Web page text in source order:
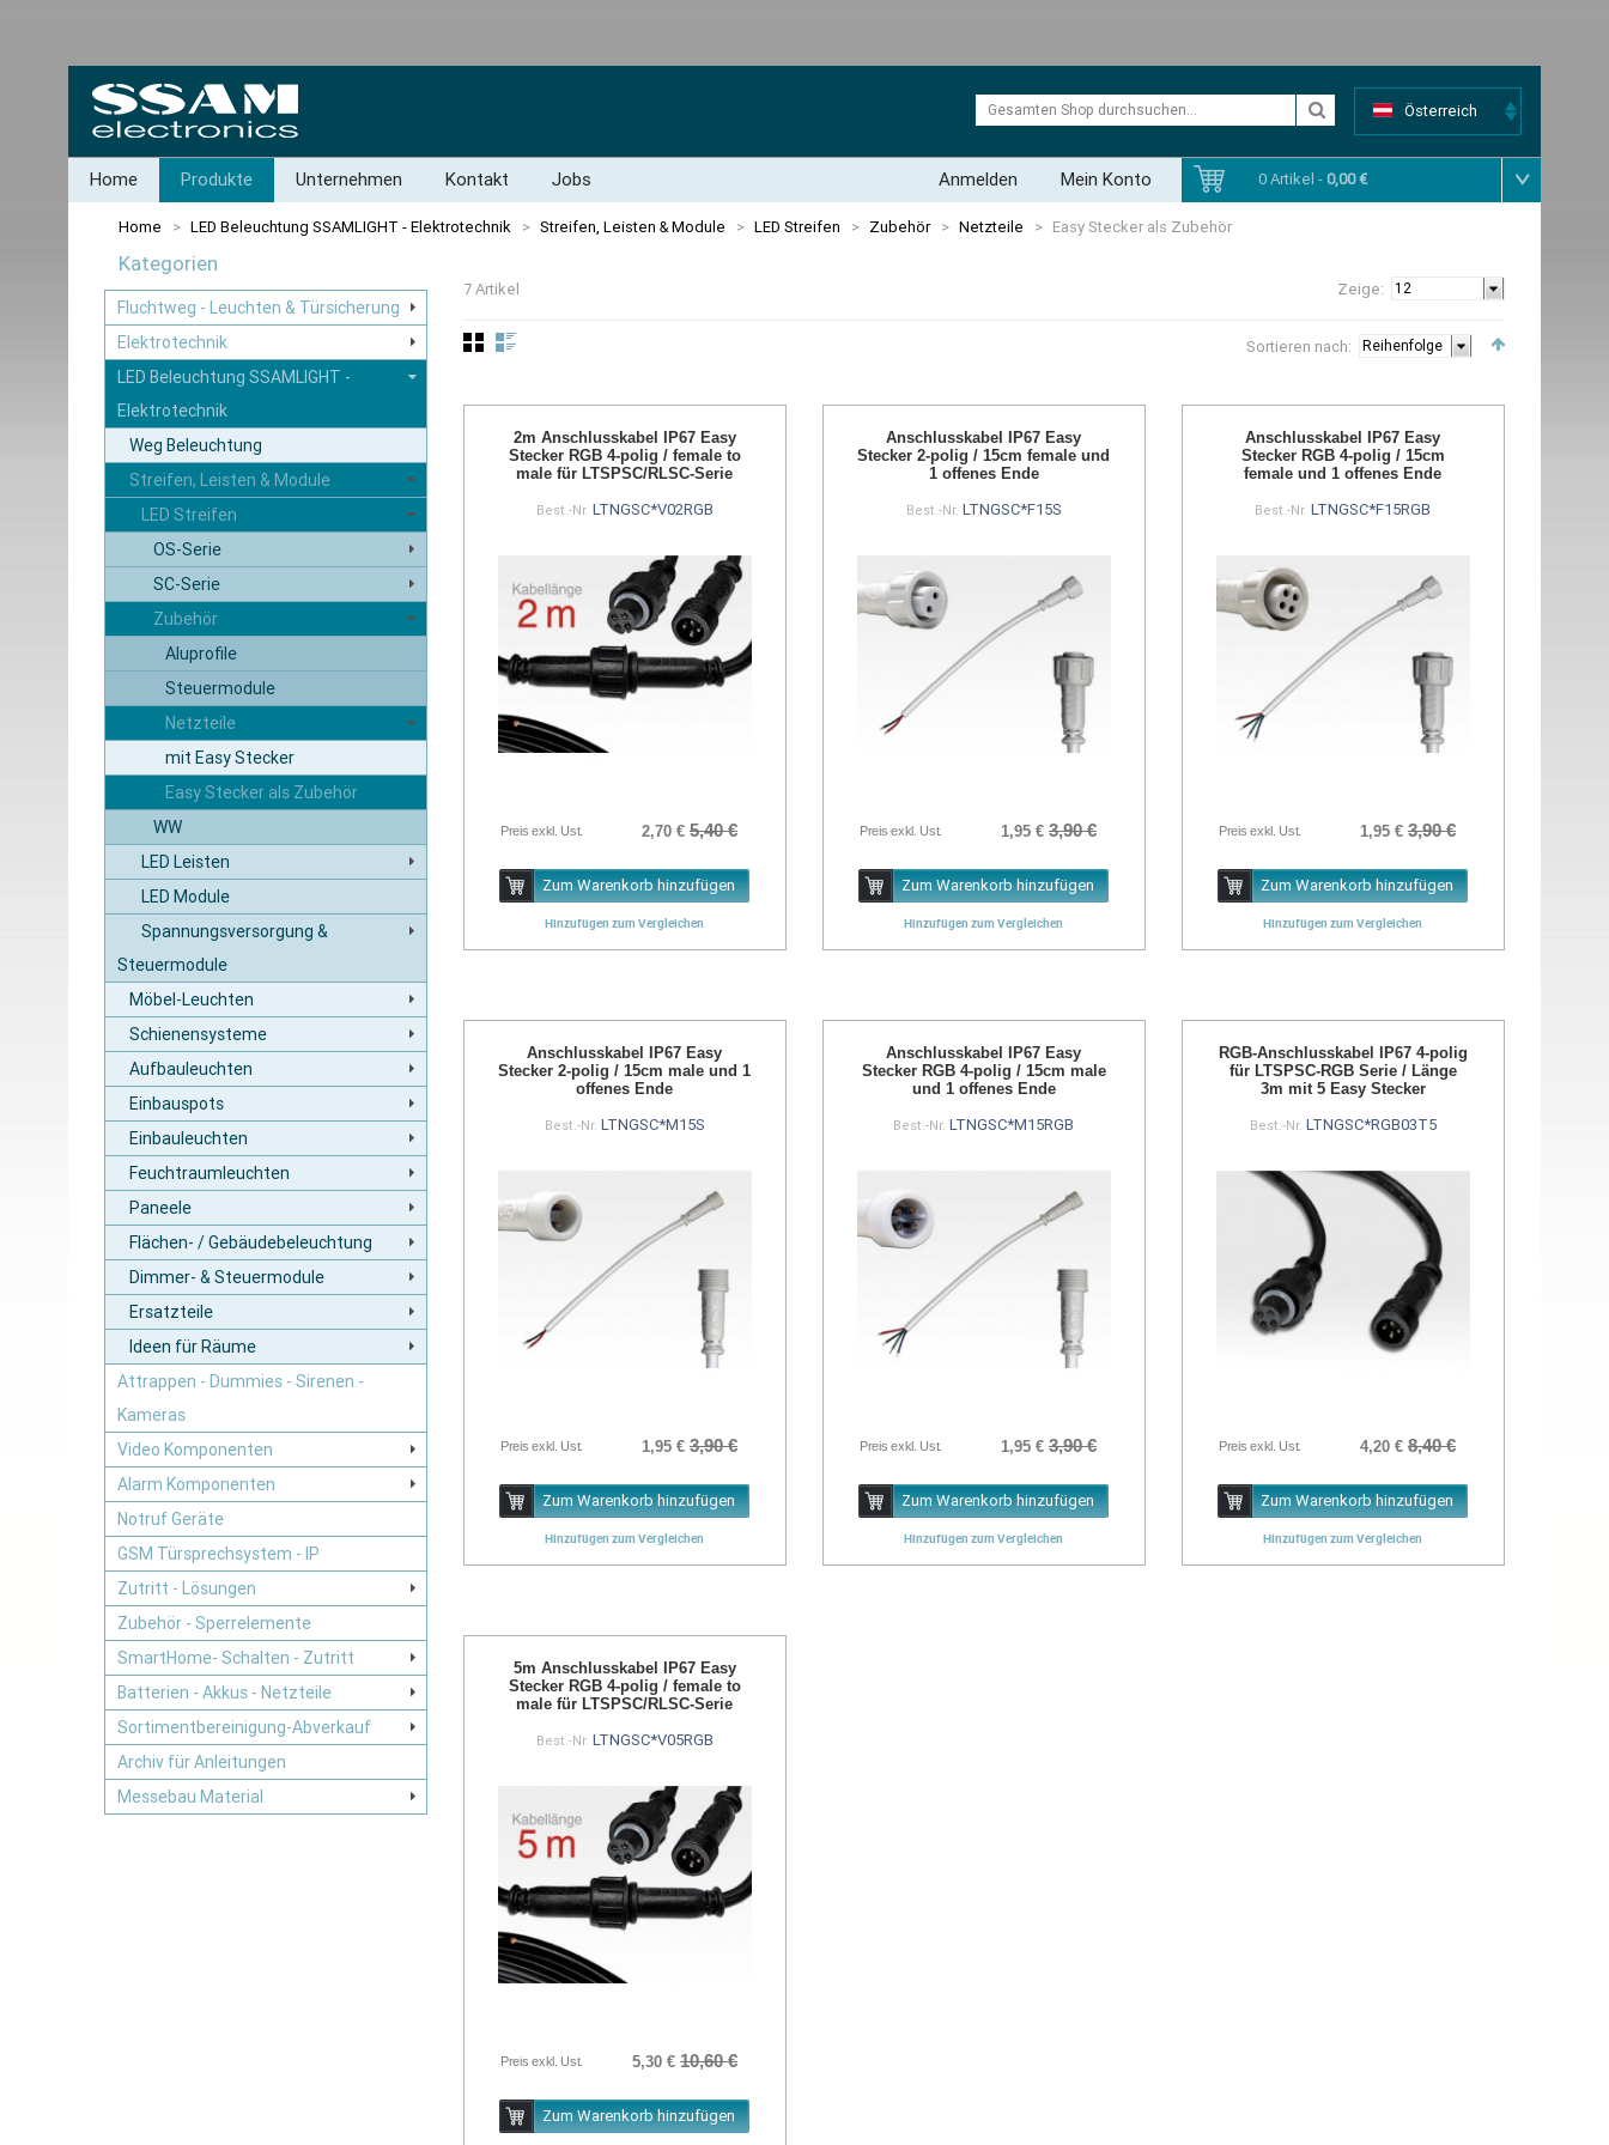
Österreich
Home Produkte Unternehmen Kontakt Jobs Mein Konto
Anmelden 0 Artikel - 0,00 €
Home > LED Beleuchtung SSAMLIGHT - Elektrotechnik > Streifen, Leisten & Module > LED Streifen > Zubehör > Netzteile > Easy Stecker als Zubehör
7 Artikel Zeige:
Sortieren nach:
2m Anschlusskabel IP67 Easy
Stecker RGB 4-polig / female to
male für LTSPSC/RLSC-Serie
Best.-Nr. LTNGSC*V02RGB
Preis exkl. Ust. 2,70 € 5,40 €
Zum Warenkorb hinzufügen
Hinzufügen zum Vergleichen
Anschlusskabel IP67 Easy
Stecker 2-polig / 15cm female und
1 offenes Ende
Best.-Nr. LTNGSC*F15S
Preis exkl. Ust. 1,95 € 3,90 €
Zum Warenkorb hinzufügen
Hinzufügen zum Vergleichen
Anschlusskabel IP67 Easy
Stecker RGB 4-polig / 15cm
female und 1 offenes Ende
Best.-Nr. LTNGSC*F15RGB
Preis exkl. Ust. 1,95 € 3,90 €
Zum Warenkorb hinzufügen
Hinzufügen zum Vergleichen
Anschlusskabel IP67 Easy
Stecker 2-polig / 15cm male und 1
offenes Ende
Best.-Nr. LTNGSC*M15S
Preis exkl. Ust. 1,95 € 3,90 €
Zum Warenkorb hinzufügen
Hinzufügen zum Vergleichen
Anschlusskabel IP67 Easy
Stecker RGB 4-polig / 15cm male
und 1 offenes Ende
Best.-Nr. LTNGSC*M15RGB
Preis exkl. Ust. 1,95 € 3,90 €
Zum Warenkorb hinzufügen
Hinzufügen zum Vergleichen
RGB-Anschlusskabel IP67 4-polig
für LTSPSC-RGB Serie / Länge
3m mit 5 Easy Stecker
Best.-Nr. LTNGSC*RGB03T5
Preis exkl. Ust. 4,20 € 8,40 €
Zum Warenkorb hinzufügen
Hinzufügen zum Vergleichen
5m Anschlusskabel IP67 Easy
Stecker RGB 4-polig / female to
male für LTSPSC/RLSC-Serie
Best.-Nr. LTNGSC*V05RGB
Preis exkl. Ust. 5,30 € 10,60 €
Zum Warenkorb hinzufügen
Kategorien
Fluchtweg - Leuchten & Türsicherung
Elektrotechnik
LED Beleuchtung SSAMLIGHT -
Elektrotechnik
Weg Beleuchtung
Streifen, Leisten & Module
LED Streifen
OS-Serie
SC-Serie
Zubehör
Aluprofile
Steuermodule
Netzteile
mit Easy Stecker
Easy Stecker als Zubehör
WW
LED Leisten
LED Module
Spannungsversorgung &
Steuermodule
Möbel-Leuchten
Schienensysteme
Aufbauleuchten
Einbauspots
Einbauleuchten
Feuchtraumleuchten
Paneele
Flächen- / Gebäudebeleuchtung
Dimmer- & Steuermodule
Ersatzteile
Ideen für Räume
Attrappen - Dummies - Sirenen -
Kameras
Video Komponenten
Alarm Komponenten
Notruf Geräte
GSM Türsprechsystem - IP
Zutritt - Lösungen
Zubehör - Sperrelemente
SmartHome- Schalten - Zutritt
Batterien - Akkus - Netzteile
Sortimentbereinigung-Abverkauf
Archiv für Anleitungen
Messebau Material